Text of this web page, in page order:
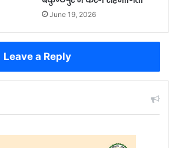
June 19, 2026
Leave a Reply